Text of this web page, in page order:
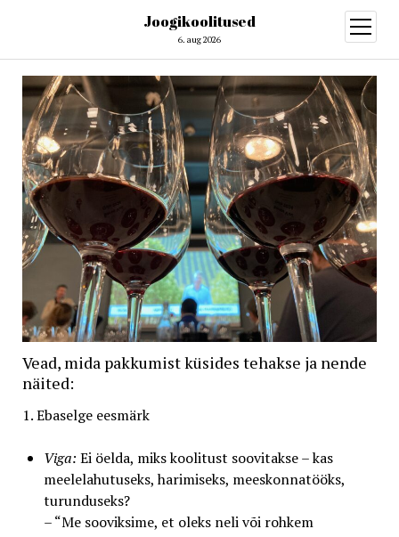
Joogikoolitused
6. aug 2026
open
menu
Vead, mida pakkumist küsides tehakse ja nende
näited:
1. Ebaselge eesmärk
Viga: Ei öelda, miks koolitust soovitakse – kas
meelelahutuseks, harimiseks, meeskonnatööks,
turunduseks?
– “Me sooviksime, et oleks neli või rohkem